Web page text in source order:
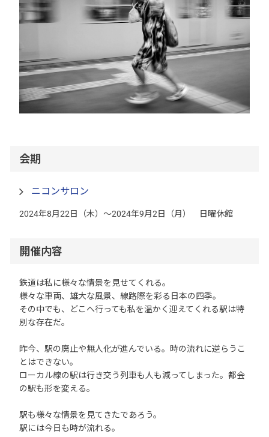
会期
ニコンサロン
2024年8月22日（木）～2024年9月2日（月） 日曜休館
開催内容
鉄道は私に様々な情景を見せてくれる。
様々な車両、雄大な風景、線路際を彩る日本の四季。
その中でも、どこへ行っても私を温かく迎えてくれる駅は特
別な存在だ。
昨今、駅の廃止や無人化が進んでいる。時の流れに逆らうこ
とはできない。
ローカル線の駅は行き交う列車も人も減ってしまった。都会
の駅も形を変える。
駅も様々な情景を見てきたであろう。
駅には今日も時が流れる。